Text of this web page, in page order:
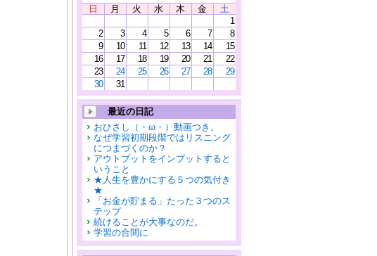
日
月 火 水 木 金
土
1
2
3 4 5 6 7
8
9
10 11 12 13 14
15
16
17 18 19 20 21
22
23
24 25 26 27 28
29
30
31
最近の日記
おひさし（・ω・）動画つき。
なぜ学習初期段階ではリスニング
につまづくのか？
アウトプットをインプットすると
いうこと
★人生を豊かにする５つの気付き
★
「お金が貯まる」たった３つのス
テップ
続けることが大事なのだ。
学習の合間に